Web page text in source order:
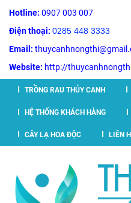
Hotline: 0907 003 007
Điện thoại: 0285 448 3333
Email:
Website: http://
TRỒNG RAU THỦY CANH
HỆ THỐNG KHÁCH HÀNG
CÂY LẠ HOA ĐỘC LIÊN